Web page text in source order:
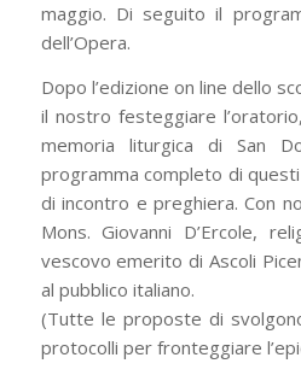
maggio. Di seguito il
dell’Opera.
Dopo l’edizione on line dello
il nostro festeggiare
memoria liturgica di San
programma completo di
di incontro e preghiera. Con
Mons. Giovanni D’Ercole,
vescovo emerito di Ascoli
al pubblico italiano.
(Tutte le proposte di
protocolli per fronteggiare